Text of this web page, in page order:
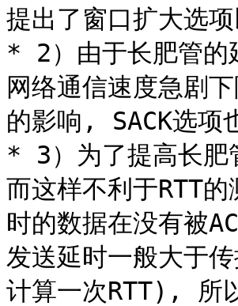
提出了窗口扩大选
* 2）由于长肥管的
网络通信速度急剧
的影响, SACK选项
* 3）为了提高长肥
而这样不利于RTT
时的数据在没有被
发送延时一般大于
计算一次RTT), 所